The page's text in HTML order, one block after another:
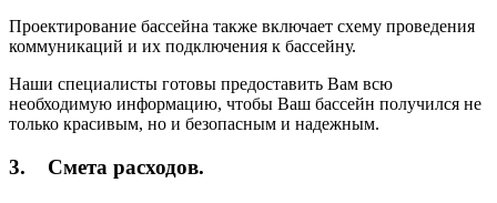
Проектирование бассейна также включает схему проведения
коммуникаций и их подключения к бассейну.
Наши специалисты готовы предоставить Вам всю
необходимую информацию, чтобы Ваш бассейн получился не
только красивым, но и безопасным и надежным.
3. Смета расходов.